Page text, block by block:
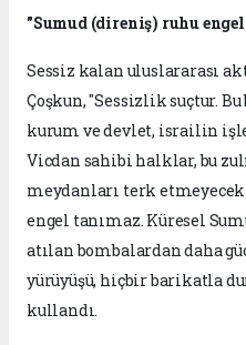
"Sumud (direniş) ruhu
Sessiz kalan uluslararası
Çoşkun, "Sessizlik suçtur.
kurum ve devlet, israilin
Vicdan sahibi halklar, bu
meydanları terk
engel tanımaz. Küresel
atılan bombalardan daha
yürüyüşü, hiçbir barikatla
kullandı.